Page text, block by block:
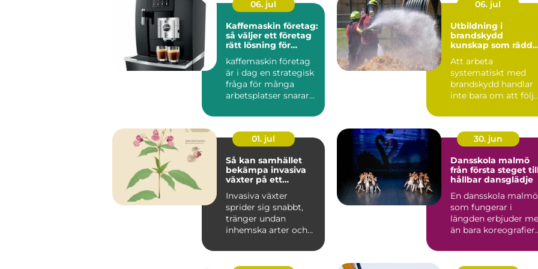
06. jul
Kaffemaskin företag:
så väljer ett företag
rätt lösning för
kaffemaskin företag
är i dag en strategisk
fråga för många
arbetsplatser snarare
06. jul
Utbildning i
brandskydd
kunskap som
Att arbeta
systematiskt med
brandskydd handlar
inte bara om att följa
handlar ...
01. jul
Så kan samhället
bekämpa invasiva
växter på ett
Invasiva växter
sprider sig snabbt,
tränger undan
inhemska arter och
livsmiljöer. Kon...
30. jun
Dansskola malmö
från första steget
hållbar dansglädje
En dansskola malmö
som fungerar i
längden erbjuder
än bara koreografier
genomtänkt...